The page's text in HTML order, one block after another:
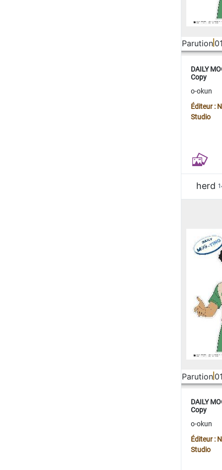
Parution
DAILY
Copy
o-okun
Éditeur :
Studio
herd
Parution
DAILY
Copy
o-okun
Éditeur :
Studio